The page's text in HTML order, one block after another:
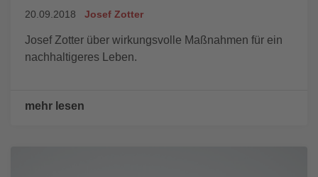
20.09.2018 Josef Zotter
Josef Zotter über wirkungsvolle Maßnahmen für ein
nachhaltigeres Leben.
mehr lesen